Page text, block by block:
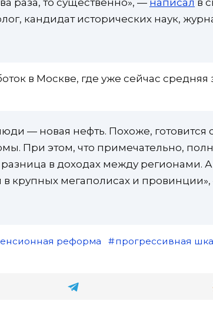
кандидат исторических наук,
в Москве, где уже сейчас средняя
люди — новая нефть. Похоже,
При этом, что примечательно,
в доходах между регионами.
в крупных мегаполисах и
реформа прогрессивная